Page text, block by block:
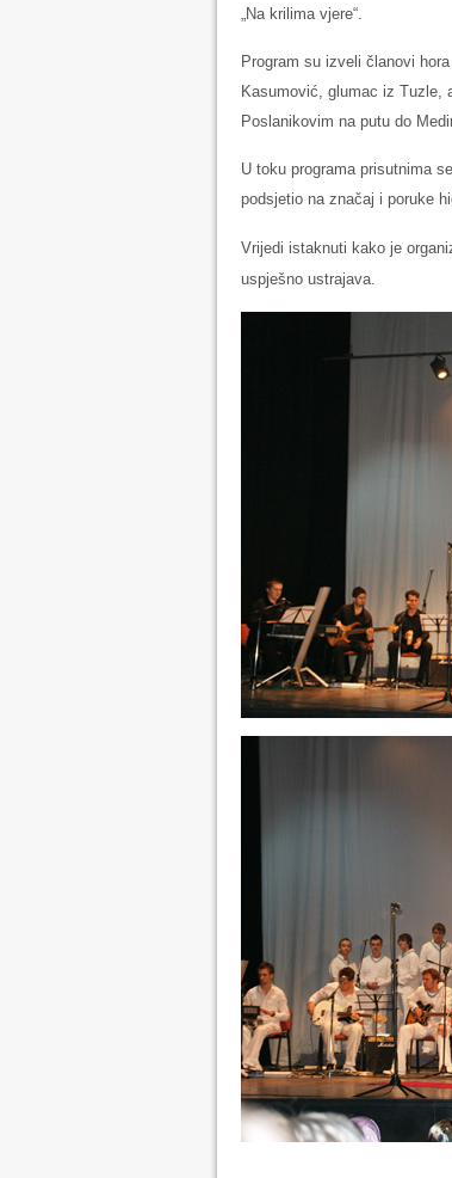
„Na krilima vjere“.
Program su izveli članovi hora
Kasumović, glumac iz Tuzle,
Poslanikovim na putu do
U toku programa prisutnima
podsjetio na značaj i poruke
Vrijedi istaknuti kako je
uspješno ustrajava.